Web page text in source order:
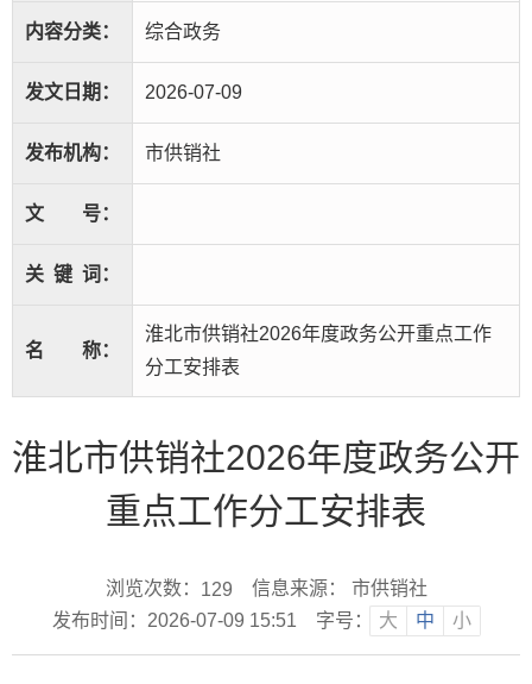
内容分类： 综合政务
发文日期： 2026-07-09
发布机构： 市供销社
文 号：
关 键 词：
名 称：
淮北市供销社2026年度政务公开重点工作
分工安排表
淮北市供销社2026年度政务公开
重点工作分工安排表
浏览次数： 129
信息来源： 市供销社
发布时间：2026-07-09 15:51
字号： 大 中 小